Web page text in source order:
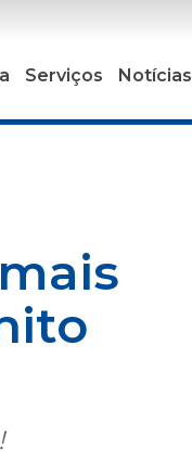
Serviços Notícias